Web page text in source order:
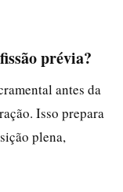
prévia?
antes da
Isso prepara
plena,